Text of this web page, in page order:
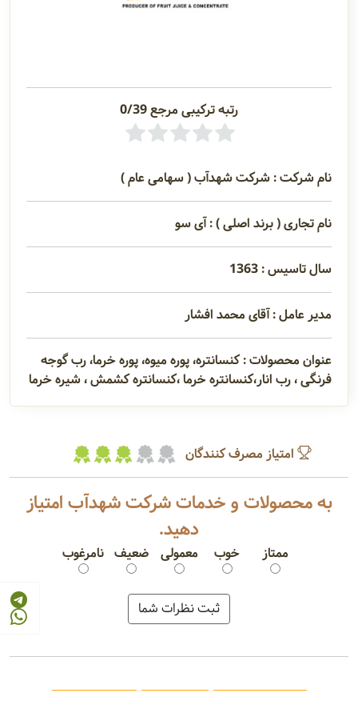
رتبه ترکیبی مرجع 0/39
نام شرکت : شرکت شهدآب ( سهامی عام )
نام تجاری ( برند اصلی ) : آی سو
سال تاسیس : 1363
مدیر عامل : آقای محمد افشار
عنوان محصولات : کنسانتره، پوره میوه، پوره خرما، رب گوجه
فرنگی ، رب انار،کنسانتره خرما ،کنسانتره کشمش ، شیره خرما
امتیاز مصرف کنندگان
به محصولات و خدمات شرکت شهدآب امتیاز
دهید.
نامرغوب ضعیف معمولی خوب ممتاز